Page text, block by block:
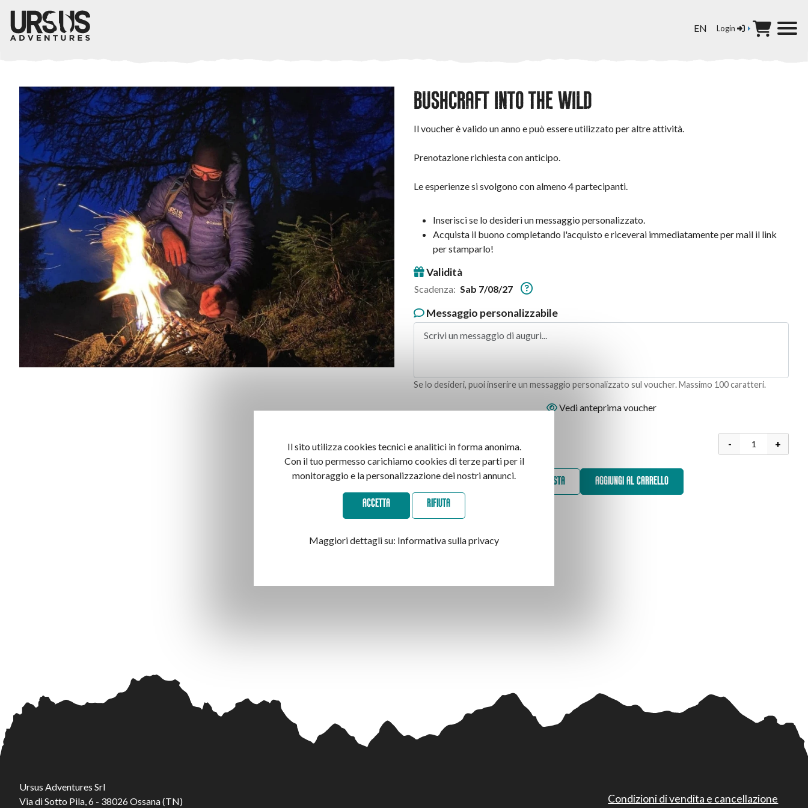
Login
Seleziona la tua lingua
EN
Il sito utilizza cookies tecnici e analitici in forma anonima.
Con il tuo permesso carichiamo cookies di terze parti per il
monitoraggio e la personalizzazione dei nostri annunci.
ACCETTA RIFIUTA
Maggiori dettagli su: Informativa sulla privacy
BUSHCRAFT INTO THE WILD
Il voucher è valido un anno e può essere utilizzato per altre attività.
Prenotazione richiesta con anticipo.
Le esperienze si svolgono con almeno 4 partecipanti.
Inserisci se lo desideri un messaggio personalizzato.
Acquista il buono completando l'acquisto e riceverai immediatamente per mail il link
per stamparlo!
Validità
Scadenza: Sab 7/08/27
Messaggio personalizzabile
Se lo desideri, puoi inserire un messaggio personalizzato sul voucher. Massimo 100 caratteri.
Vedi anteprima voucher
50.00€ - +
ACQUISTA
Ursus Adventures Srl
Via di Sotto Pila, 6 - 38026 Ossana (TN)
Condizioni di vendita e cancellazione